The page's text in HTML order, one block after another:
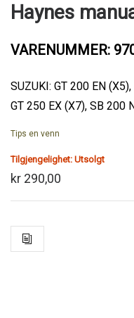
Haynes
VARENUMMER:
SUZUKI: GT 200 EN
GT 250 EX (X7), SB 200
Tips en venn
Tilgjengelighet: Utsolgt
kr 290,00